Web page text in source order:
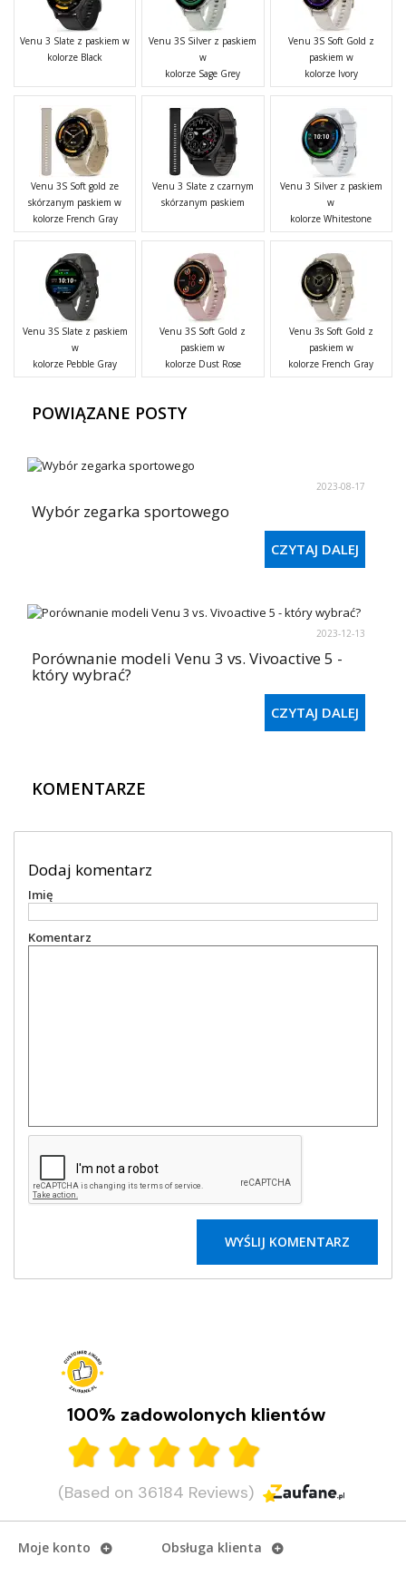
Venu 3 Slate z paskiem w
kolorze Black
Venu 3S Silver z paskiem
w
kolorze Sage Grey
Venu 3S Soft Gold z
paskiem w
kolorze Ivory
Venu 3S Soft gold ze
skórzanym paskiem w
kolorze French Gray
Venu 3 Slate z czarnym
skórzanym paskiem
Venu 3 Silver z paskiem
w
kolorze Whitestone
Venu 3S Slate z paskiem
w
kolorze Pebble Gray
Venu 3S Soft Gold z
paskiem w
kolorze Dust Rose
Venu 3s Soft Gold z
paskiem w
kolorze French Gray
POWIĄZANE POSTY
2023-08-17
Wybór zegarka sportowego
CZYTAJ DALEJ
2023-12-13
Porównanie modeli Venu 3 vs. Vivoactive 5 -
który wybrać?
CZYTAJ DALEJ
KOMENTARZE
Dodaj komentarz
Imię
Komentarz
100% zadowolonych klientów
(Based on 36184 Reviews)
Moje konto Obsługa klienta